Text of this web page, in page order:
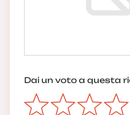
Dai un voto a questa